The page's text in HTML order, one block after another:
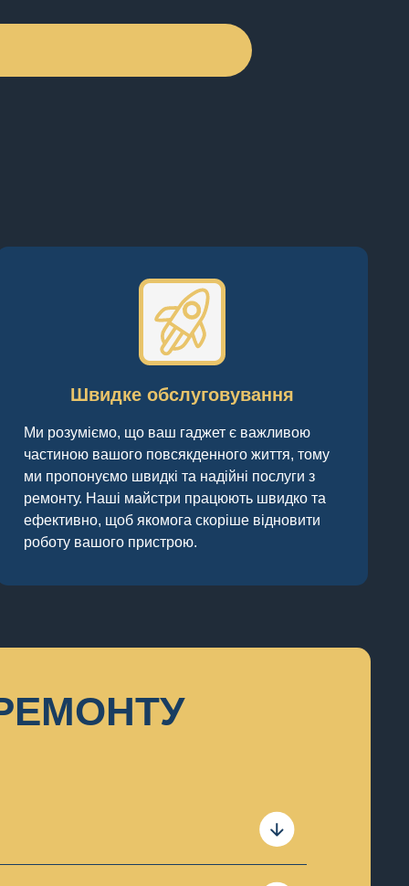
Швидке обслуговування
Ми розуміємо, що ваш гаджет є важливою
частиною вашого повсякденного життя, тому
ми пропонуємо швидкі та надійні послуги з
ремонту. Наші майстри працюють швидко та
ефективно, щоб якомога скоріше відновити
роботу вашого пристрою.
пошкодженням кабелю або